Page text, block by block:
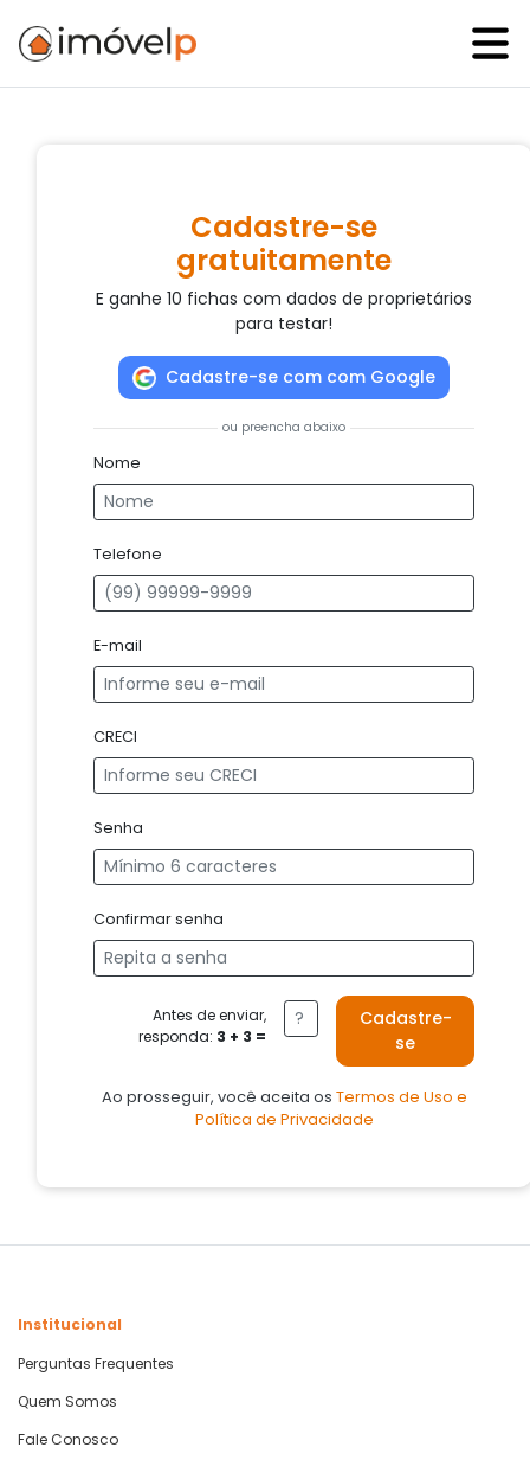
Cadastre-se
gratuitamente
E ganhe 10 fichas com dados de proprietários
para testar!
Cadastre-se com com Google
ou preencha abaixo
Nome
Telefone
E-mail
CRECI
Senha
Confirmar senha
Antes de enviar,
responda: 3 + 3 =
Cadastre-
se
Ao prosseguir, você aceita os Termos de Uso e
Política de Privacidade
Institucional
Perguntas Frequentes
Quem Somos
Fale Conosco